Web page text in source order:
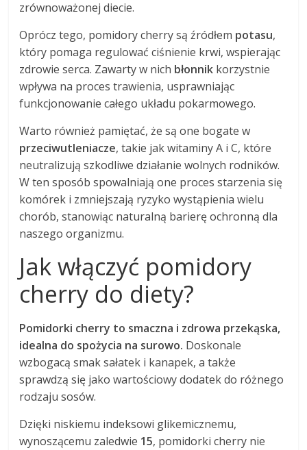
zrównoważonej diecie.
Oprócz tego, pomidory cherry są źródłem potasu,
który pomaga regulować ciśnienie krwi, wspierając
zdrowie serca. Zawarty w nich błonnik korzystnie
wpływa na proces trawienia, usprawniając
funkcjonowanie całego układu pokarmowego.
Warto również pamiętać, że są one bogate w
przeciwutleniacze, takie jak witaminy A i C, które
neutralizują szkodliwe działanie wolnych rodników.
W ten sposób spowalniają one proces starzenia się
komórek i zmniejszają ryzyko wystąpienia wielu
chorób, stanowiąc naturalną barierę ochronną dla
naszego organizmu.
Jak włączyć pomidory
cherry do diety?
Pomidorki cherry to smaczna i zdrowa przekąska,
idealna do spożycia na surowo. Doskonale
wzbogacą smak sałatek i kanapek, a także
sprawdzą się jako wartościowy dodatek do różnego
rodzaju sosów.
Dzięki niskiemu indeksowi glikemicznemu,
wynoszącemu zaledwie 15, pomidorki cherry nie